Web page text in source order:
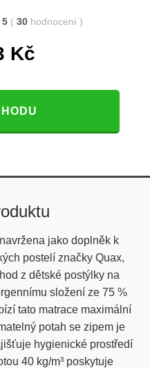
5 ( 30 hodnocení )
Kč
jako doplněk k
postelí značky Quax,
z dětské postýlky na
složení ze 75 %
tato matrace maximální
potah se zipem je
hygienické prostředí
40 kg/m³ poskytuje